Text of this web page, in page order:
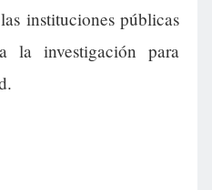
instituciones públicas
la investigación para